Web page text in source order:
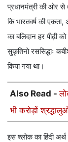
प्रधानमंत्री की ओर से
कि भारतवर्ष की
का बलिदान हर पीढ़ी
सुकृतिनो रससिद्धाः
किया गया था।
Also Read -
भी करोड़ों
इस श्लोक का हिंदी